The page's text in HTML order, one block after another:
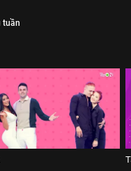
tuần